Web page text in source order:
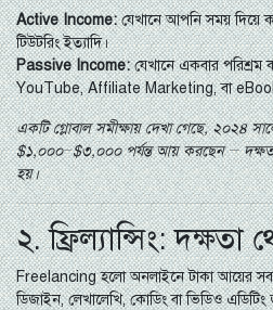
Active Income:যেখানে আপনি সময় দিয়ে
টিউটরিং ইত্যাদি।
Passive Income:যেখানে একবার পরিশ্রম
YouTube, Affiliate Marketing, বা
একটি গ্লোবাল সমীক্ষায় দেখা গেছে, ২০২৪
$১,০০০–$৩,০০০ পর্যন্ত আয় করছেন —
হয়।
২. ফ্রিল্যান্সিং:
Freelancing হলো অনলাইনে টাকা আয়ের
ডিজাইন, লেখালেখি, কোডিং বা ভিডিও